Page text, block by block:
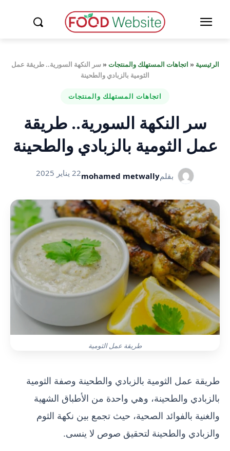
الرئيسية « اتجاهات المستهلك والمنتجات«سر النكهة السورية.. طريقة عمل
الثومية بالزبادي والطحينة
اتجاهات المستهلك والمنتجات
سر النكهة السورية.. طريقة
عمل الثومية بالزبادي والطحينة
بقلمmohamed metwally22 يناير 2025
طريقة عمل الثومية
طريقة عمل الثومية بالزبادي والطحينة وصفة الثومية
بالزبادي والطحينة، وهي واحدة من الأطباق الشهية
والغنية بالفوائد الصحية، حيث تجمع بين نكهة الثوم
والزبادي والطحينة لتحقيق صوص لا ينسى.